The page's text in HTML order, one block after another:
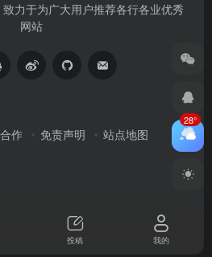
力于为广大用户推荐各行各业优秀
网站
作 免责声明 站点地图
28°
投稿 我的